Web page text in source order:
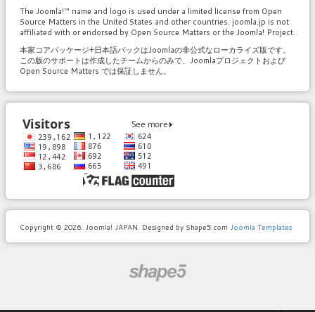
The Joomla!™ name and logo is used under a limited license from Open
Source Matters in the United States and other countries. joomla.jp is not
affiliated with or endorsed by Open Source Matters or the Joomla! Project.
本家コアパッケージ+日本語パックはJoomlaの非公式なローカライズ版です。
この版のサポートは作成したチームからのみで、Joomlaプロジェクトおよび
Open Source Matters では保証しません。
Copyright © 2026. Joomla! JAPAN. Designed by Shape5.com Joomla Templates